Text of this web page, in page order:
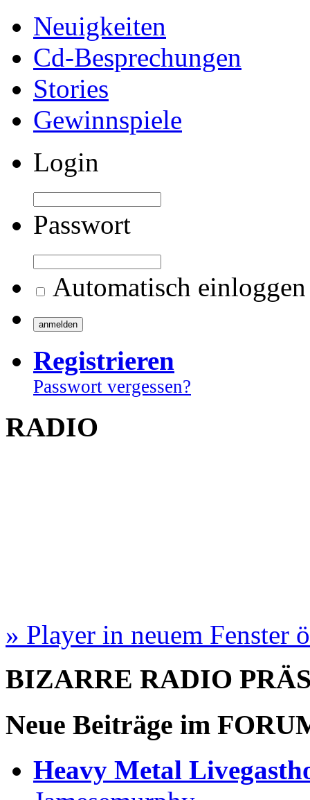
Neuigkeiten
Cd-Besprechungen
Stories
Gewinnspiele
Login
Passwort
Automatisch einloggen
Registrieren
Passwort vergessen?
RADIO
» Player in neuem Fenster
BIZARRE RADIO
Neue Beiträge im
Heavy Metal